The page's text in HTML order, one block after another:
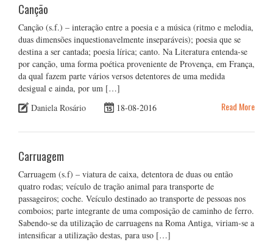
Canção
Canção (s.f.) – interação entre a poesia e a música (ritmo e melodia,
duas dimensões inquestionavelmente inseparáveis); poesia que se
destina a ser cantada; poesia lírica; canto. Na Literatura entenda-se
por canção, uma forma poética proveniente de Provença, em França,
da qual fazem parte vários versos detentores de uma medida
desigual e ainda, por um […]
Daniela Rosário
18-08-2016 Read More
Carruagem
Carruagem (s.f) – viatura de caixa, detentora de duas ou então
quatro rodas; veículo de tração animal para transporte de
passageiros; coche. Veículo destinado ao transporte de pessoas nos
comboios; parte integrante de uma composição de caminho de ferro.
Sabendo-se da utilização de carruagens na Roma Antiga, viriam-se a
intensificar a utilização destas, para uso […]